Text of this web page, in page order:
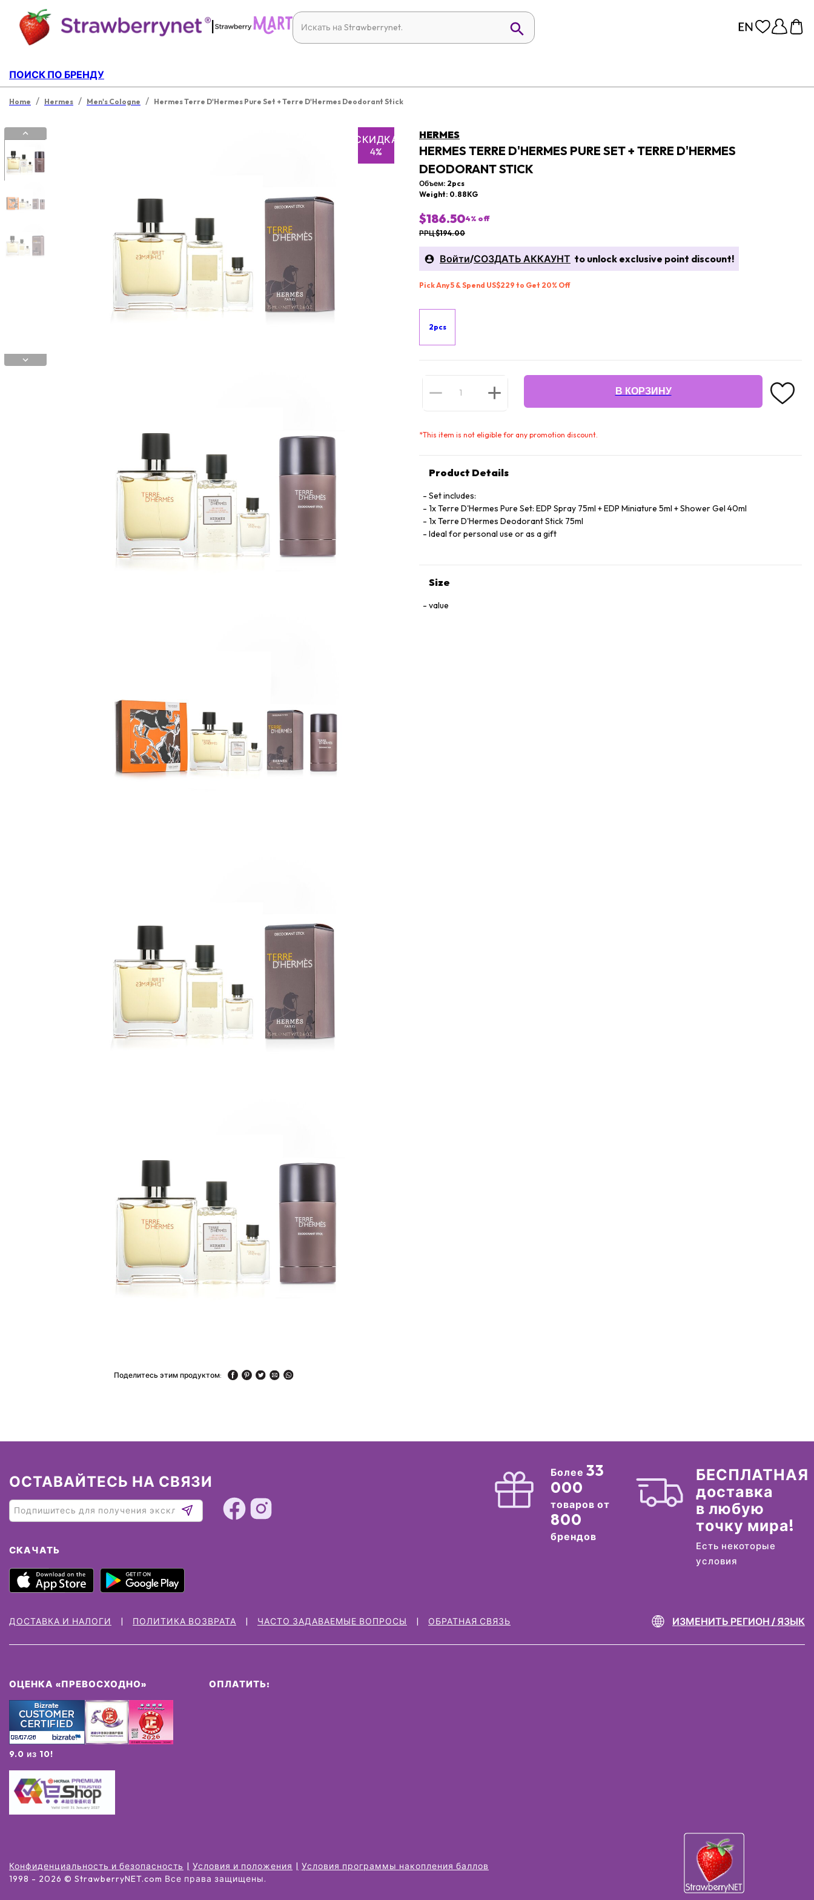
|
ПОИСК ПО БРЕНДУ
Home / Hermes / Men's Cologne / Hermes Terre D'Hermes Pure Set + Terre D'Hermes Deodorant Stick
СКИДКА
4%
Поделитесь этим продуктом:
HERMES
HERMES TERRE D'HERMES PURE SET + TERRE D'HERMES
DEODORANT STICK
Объем: 2pcs
Weight: 0.88KG
$186.504% off
РРЦ $194.00
Войти/СОЗДАТЬ АККАУНТ to unlock exclusive point discount!
Pick Any 5 & Spend US$229 to Get 20% Off
2pcs
В КОРЗИНУ
*This item is not eligible for any promotion discount.
Product Details
Set includes:
1x Terre D'Hermes Pure Set: EDP Spray 75ml + EDP Miniature 5ml + Shower Gel 40ml
1x Terre D'Hermes Deodorant Stick 75ml
Ideal for personal use or as a gift
Size
value
ОСТАВАЙТЕСЬ НА СВЯЗИ
СКАЧАТЬ
Более 33
000
товаров от
800
брендов
БЕСПЛАТНАЯ
доставка
в любую
точку мира!
Есть некоторые
условия
ДОСТАВКА И НАЛОГИ ПОЛИТИКА ВОЗВРАТА ЧАСТО ЗАДАВАЕМЫЕ ВОПРОСЫ ОБРАТНАЯ СВЯЗЬ ИЗМЕНИТЬ РЕГИОН / ЯЗЫК
ОЦЕНКА «ПРЕВОСХОДНО»
9.0 из 10!
ОПЛАТИТЬ:
Конфиденциальность и безопасность Условия и положения
Условия программы накопления баллов
1998 - 2026 © StrawberryNET.com Все права защищены.